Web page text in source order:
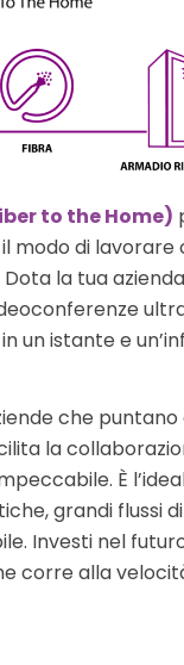
to the Home)
modo di
Dota la tua
un istante e
che puntano
la
È
grandi flussi
Investi nel
corre alla